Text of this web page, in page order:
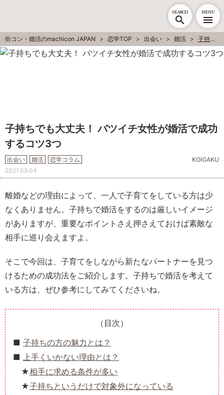
SEARCH MENU
街コン・婚活のmachicon JAPAN 恋学TOP 出会い 婚活 子持ちでも大丈夫！ バツイチ女性が婚活で成功するコツ3つ
子持ちでも大丈夫！ バツイチ女性が婚活で成功
するコツ3つ
出会い 婚活 恋学コラム
KOIGAKU
2021.09.04
離婚などの理由によって、一人で子育てをしている方は少
なくありません。子持ちで婚活をするのは厳しいイメージ
がありますが、重要なポイントさえ押さえておけば素敵な
相手に巡り会えますよ。
そこで今回は、子育てをしながら新たなパートナーを見つ
けるための成功法をご紹介します。子持ちで婚活を考えて
いる方は、ぜひ参考にしてみてくださいね。
（目次）
子持ちの方の魅力とは？
上手くいかない理由とは？
相手に求める条件が多い
子持ちというだけで対象外になっている